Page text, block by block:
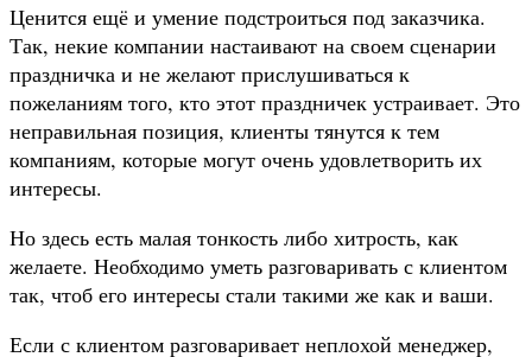
Ценится ещё и умение подстроиться под заказчика.
Так, некие компании настаивают на своем сценарии
праздничка и не желают прислушиваться к
пожеланиям того, кто этот праздничек устраивает. Это
неправильная позиция, клиенты тянутся к тем
компаниям, которые могут очень удовлетворить их
интересы.
Но здесь есть малая тонкость либо хитрость, как
желаете. Необходимо уметь разговаривать с клиентом
так, чтоб его интересы стали такими же как и ваши.
Если с клиентом разговаривает неплохой менеджер,